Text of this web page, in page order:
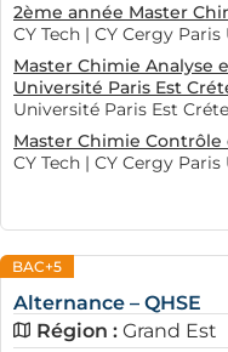
2ème année Master
CY Tech | CY Cergy
Master Chimie Analyse
Université Paris Est
Université Paris Est
Master Chimie Contrôle
CY Tech | CY Cergy
BAC+5
Alternance – QHSE
Région : Grand Est